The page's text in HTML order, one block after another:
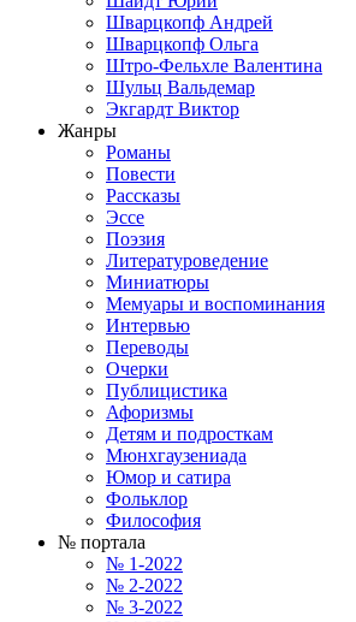
Шварцкопф Андрей
Шварцкопф Ольга
Штро-Фельхле Валентина
Шульц Вальдемар
Экгардт Виктор
Жанры
Романы
Повести
Рассказы
Эссе
Поэзия
Литературоведение
Миниатюры
Мемуары и воспоминания
Интервью
Переводы
Очерки
Публицистика
Афоризмы
Детям и подросткам
Мюнхгаузениада
Юмор и сатира
Фольклор
Философия
№ портала
№ 1-2022
№ 2-2022
№ 3-2022